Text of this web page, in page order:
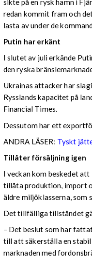
sikte på en rysk hamn i
redan kommit fram och
lasta av under de
Putin har erkänt
I slutet av juli erkände
den ryska
Ukrainas attacker har
Rysslands kapacitet på
Financial Times.
Dessutom har ett
ANDRA LÄSER: Tyskt
Tillåter försäljning igen
I veckan kom beskedet
tillåta produktion, import
äldre miljöklasserna, som
Det tillfälliga tillståndet
– Det beslut som har
till att säkerställa en
marknaden med